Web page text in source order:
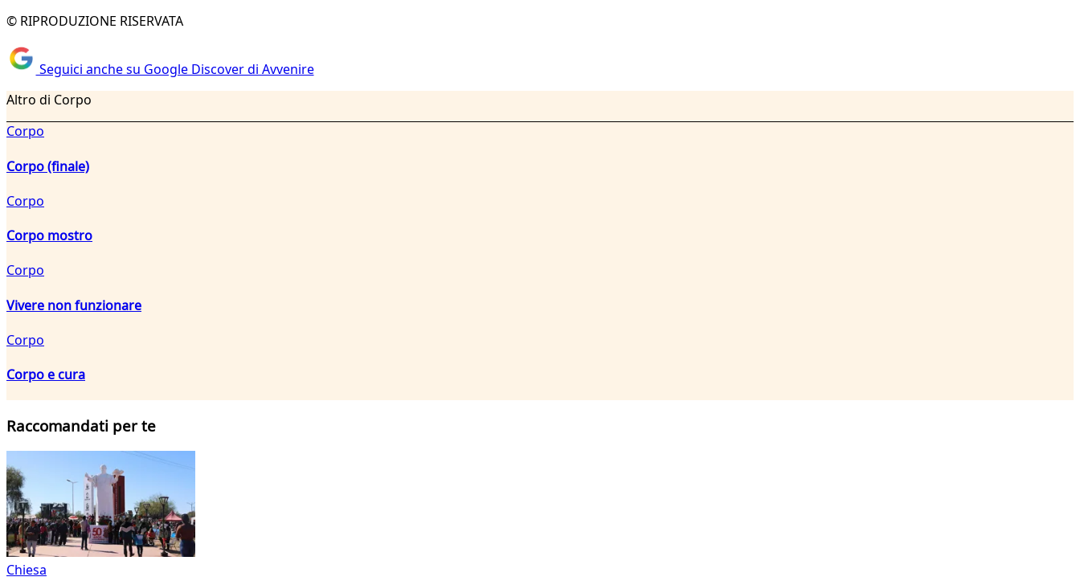
© RIPRODUZIONE RISERVATA
Seguici anche su Google Discover di Avvenire
Altro di Corpo
Corpo
Corpo (finale)
Corpo
Corpo mostro
Corpo
Vivere non funzionare
Corpo
Corpo e cura
Raccomandati per te
Chiesa